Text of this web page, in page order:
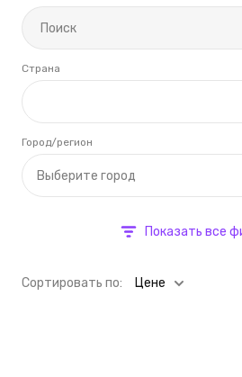
Страна
Выберите город
Город/регион
Показать все
Cортировать по: Цене